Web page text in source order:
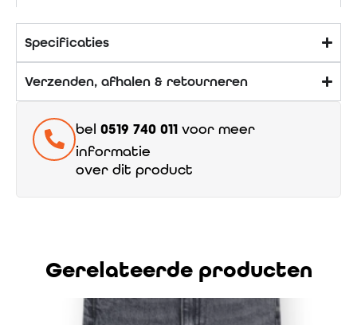
Specificaties
Verzenden, afhalen & retourneren
bel 0519 740 011 voor meer
informatie
over dit product
Gerelateerde producten